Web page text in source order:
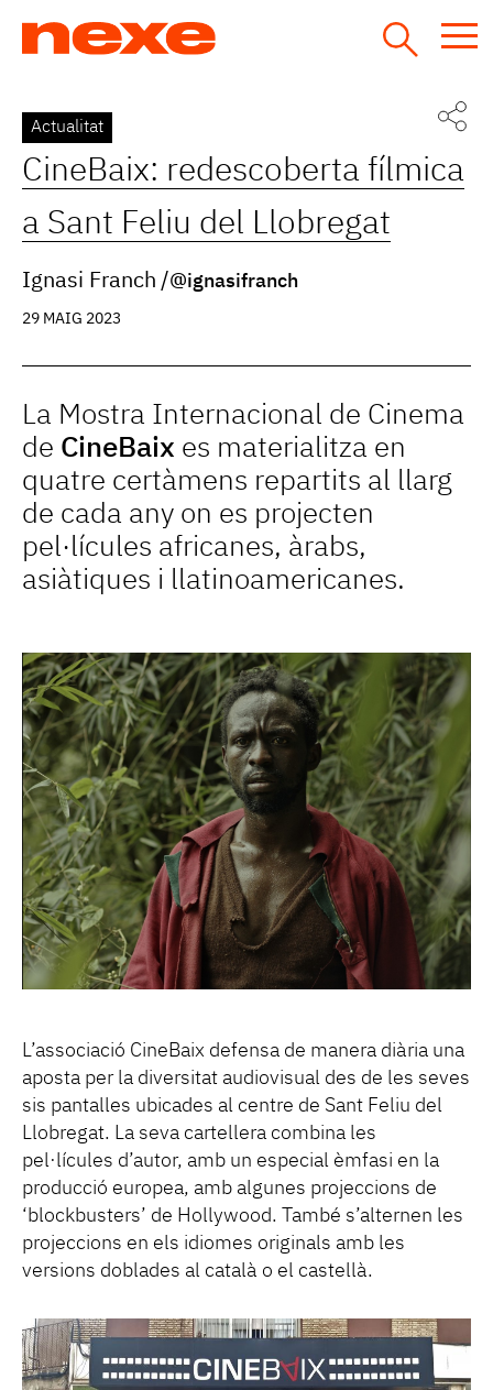
Back
to
top
Actualitat
CineBaix: redescoberta fílmica
a Sant Feliu del Llobregat
Ignasi Franch @ignasifranch
29 MAIG 2023
La Mostra Internacional de Cinema
de CineBaix es materialitza en
quatre certàmens repartits al llarg
de cada any on es projecten
pel·lícules africanes, àrabs,
asiàtiques i llatinoamericanes.
L’associació CineBaix defensa de manera diària una
aposta per la diversitat audiovisual des de les seves
sis pantalles ubicades al centre de Sant Feliu del
Llobregat. La seva cartellera combina les
pel·lícules d’autor, amb un especial èmfasi en la
producció europea, amb algunes projeccions de
‘blockbusters’ de Hollywood. També s’alternen les
projeccions en els idiomes originals amb les
versions doblades al català o el castellà.